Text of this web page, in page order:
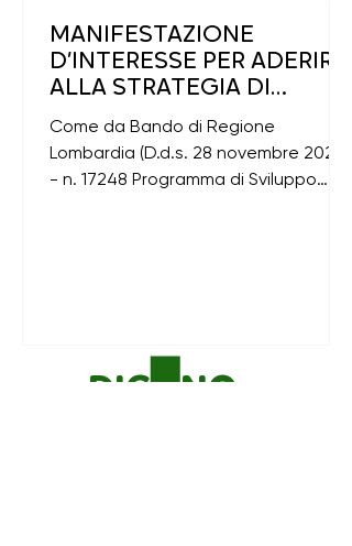
MANIFESTAZIONE
D’INTERESSE PER ADERIRE
ALLA STRATEGIA DI
SVILUPPO LOCALE
PARTECIPATIVO DEL GAL
Come da Bando di Regione
Lombardia (D.d.s. 28 novembre 2022
- n. 17248 Programma di Sviluppo
DICONO